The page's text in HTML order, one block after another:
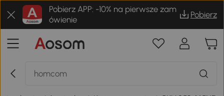
Pobierz APP: -10% na pierwsze zam
ówienie
Pobierz